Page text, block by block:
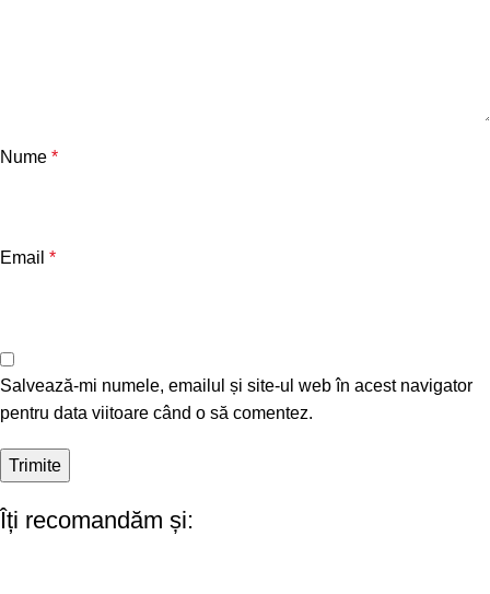
Nume *
Email *
Salvează-mi numele, emailul și site-ul web în acest navigator
pentru data viitoare când o să comentez.
Îți recomandăm și: